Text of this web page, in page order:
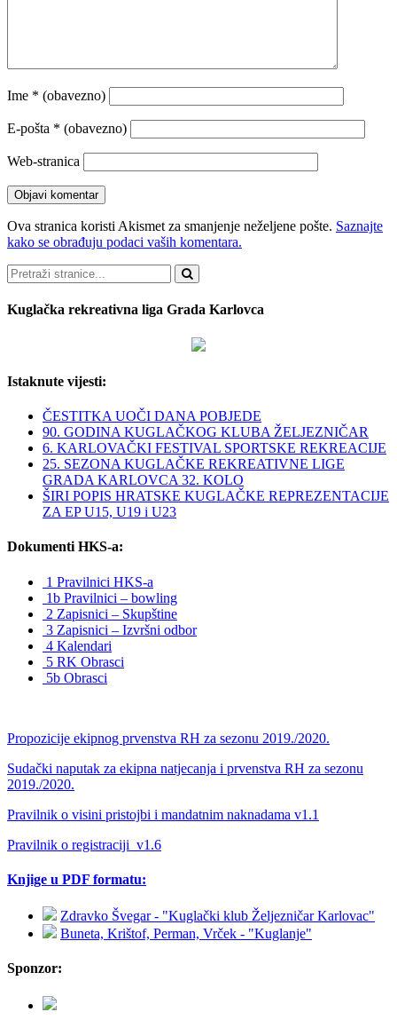
Ime * (obavezno)
E-pošta * (obavezno)
Web-stranica
Ova stranica koristi Akismet za smanjenje neželjene pošte. Saznajte
kako se obrađuju podaci vaših komentara.
Pretraži
Kuglačka rekreativna liga Grada Karlovca
Istaknute vijesti:
ČESTITKA UOČI DANA POBJEDE
90. GODINA KUGLAČKOG KLUBA ŽELJEZNIČAR
6. KARLOVAČKI FESTIVAL SPORTSKE REKREACIJE
25. SEZONA KUGLAČKE REKREATIVNE LIGE
GRADA KARLOVCA 32. KOLO
ŠIRI POPIS HRATSKE KUGLAČKE REPREZENTACIJE
ZA EP U15, U19 i U23
Dokumenti HKS-a:
1 Pravilnici HKS-a
1b Pravilnici – bowling
2 Zapisnici – Skupštine
3 Zapisnici – Izvršni odbor
4 Kalendari
5 RK Obrasci
5b Obrasci
Propozicije ekipnog prvenstva RH za sezonu 2019./2020.
Sudački naputak za ekipna natjecanja i prvenstva RH za sezonu
2019./2020.
Pravilnik o visini pristojbi i mandatnim naknadama v1.1
Pravilnik o registraciji_v1.6
Knjige u PDF formatu:
Zdravko Švegar - "Kuglački klub Željezničar Karlovac"
Buneta, Krištof, Perman, Vrček - "Kuglanje"
Sponzor: